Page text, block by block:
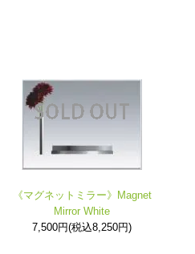
《マグネットミラー》Magnet
Mirror White
7,500円(税込8,250円)